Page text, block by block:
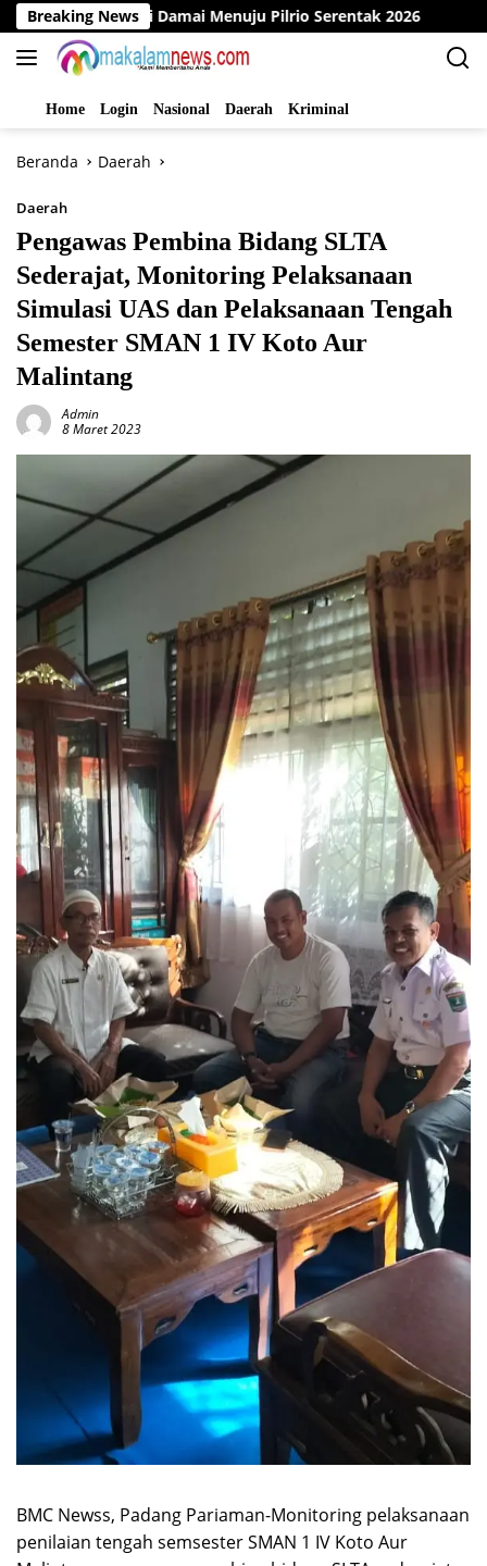
Langsung
ke
konten
Breaking News
Damai Menuju Pilrio Serentak 2026 Dinas PMD
Home Login Nasional Daerah Kriminal
Beranda Daerah
Daerah
Pengawas Pembina Bidang SLTA
Sederajat, Monitoring Pelaksanaan
Simulasi UAS dan Pelaksanaan Tengah
Semester SMAN 1 IV Koto Aur
Malintang
Admin
8 Maret 2023
BMC Newss, Padang Pariaman-Monitoring pelaksanaan
penilaian tengah semsester SMAN 1 IV Koto Aur